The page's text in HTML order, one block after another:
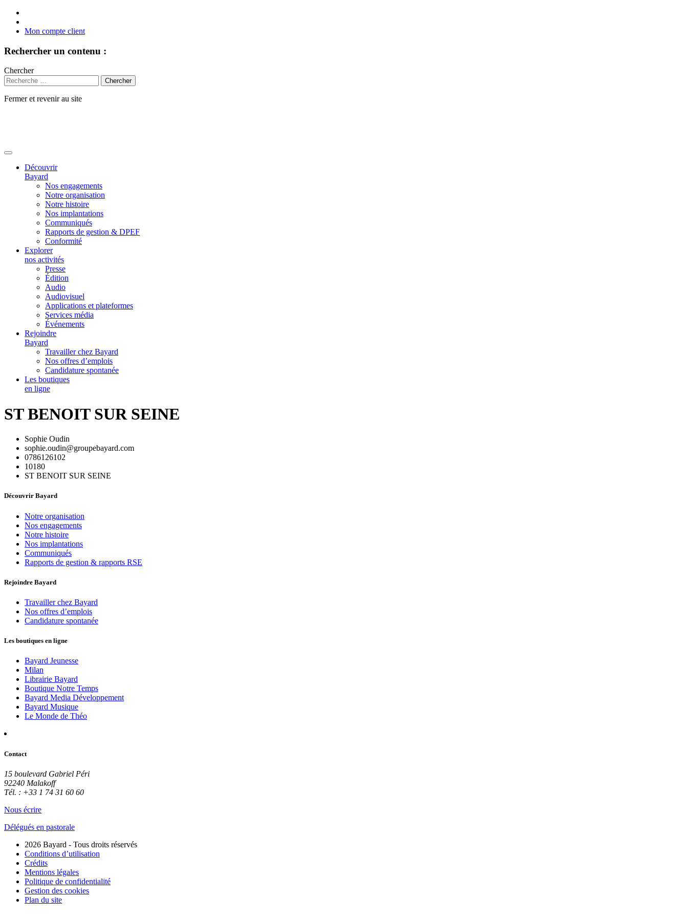
Mon compte client
Rechercher un contenu :
Chercher
Fermer et revenir au site
Découvrir
Bayard
Nos engagements
Notre organisation
Notre histoire
Nos implantations
Communiqués
Rapports de gestion & DPEF
Conformité
Explorer
nos activités
Presse
Édition
Audio
Audiovisuel
Applications et plateformes
Services média
Événements
Rejoindre
Bayard
Travailler chez Bayard
Nos offres d’emplois
Candidature spontanée
Les boutiques
en ligne
ST BENOIT SUR SEINE
Sophie Oudin
sophie.oudin@groupebayard.com
0786126102
10180
ST BENOIT SUR SEINE
Découvrir Bayard
Notre organisation
Nos engagements
Notre histoire
Nos implantations
Communiqués
Rapports de gestion & rapports RSE
Rejoindre Bayard
Travailler chez Bayard
Nos offres d’emplois
Candidature spontanée
Les boutiques en ligne
Bayard Jeunesse
Milan
Librairie Bayard
Boutique Notre Temps
Bayard Media Développement
Bayard Musique
Le Monde de Théo
Contact
15 boulevard Gabriel Péri
92240 Malakoff
Tél. : +33 1 74 31 60 60
Nous écrire
Délégués en pastorale
2026 Bayard - Tous droits réservés
Conditions d’utilisation
Crédits
Mentions légales
Politique de confidentialité
Gestion des cookies
Plan du site